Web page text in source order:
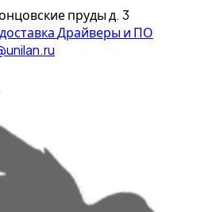
пруды д. 3
Драйверы и ПО